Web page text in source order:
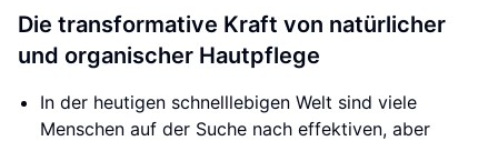
Die transformative Kraft von natürlicher
und organischer Hautpflege
In der heutigen schnelllebigen Welt sind viele
Menschen auf der Suche nach effektiven, aber